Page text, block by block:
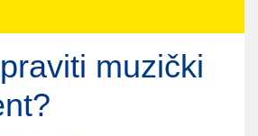
muzički